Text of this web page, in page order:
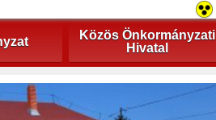
Közös Önkormányzati
Hivatal